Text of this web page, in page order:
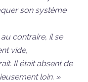
son système
contraire, il se
vide,
Il était absent de
loin. »